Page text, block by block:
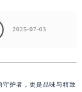
2025-07-03
守护者，更是品味与精致